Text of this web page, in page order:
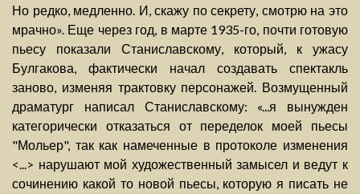
Но редко, медленно. И, скажу по секрету, смотрю на это
мрачно». Еще через год, в марте 1935-го, почти готовую
пьесу показали Станиславскому, который, к ужасу
Булгакова, фактически начал создавать спектакль
заново, изменяя трактовку персонажей. Возмущенный
драматург написал Станиславскому: «...я вынужден
категорически отказаться от переделок моей пьесы
"Мольер", так как намеченные в протоколе изменения
<...> нарушают мой художественный замысел и ведут к
сочинению какой то новой пьесы, которую я писать не